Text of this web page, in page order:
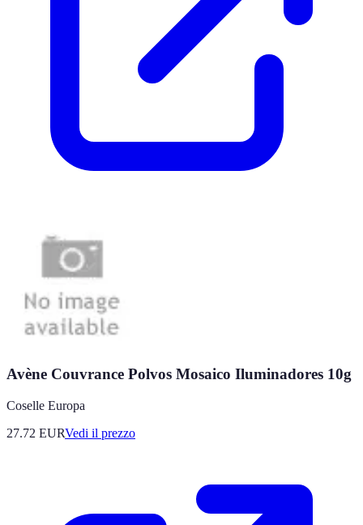
Avène Couvrance Polvos Mosaico Iluminadores 10g
Coselle Europa
27.72 EURVedi il prezzo